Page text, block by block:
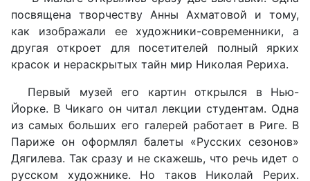
посвящена творчеству Анны Ахматовой и тому,
как изображали ее художники-современники, а
другая откроет для посетителей полный ярких
красок и нераскрытых тайн мир Николая Рериха.
Первый музей его картин открылся в Нью-
Йорке. В Чикаго он читал лекции студентам. Одна
из самых больших его галерей работает в Риге. В
Париже он оформлял балеты «Русских сезонов»
Дягилева. Так сразу и не скажешь, что речь идет о
русском художнике. Но таков Николай Рерих.